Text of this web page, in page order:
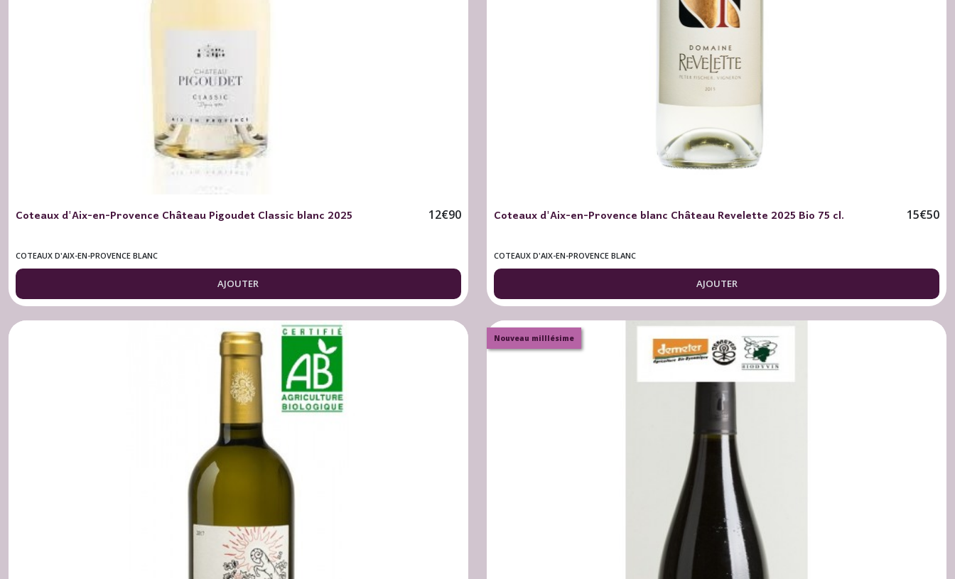
Coteaux d'Aix-en-Provence Château Pigoudet Classic blanc 2025 12€90
COTEAUX D'AIX-EN-PROVENCE BLANC
AJOUTER
Coteaux d'Aix-en-Provence blanc Château Revelette 2025 Bio 75 cl. 15€50
COTEAUX D'AIX-EN-PROVENCE BLANC
AJOUTER
Nouveau milllésime